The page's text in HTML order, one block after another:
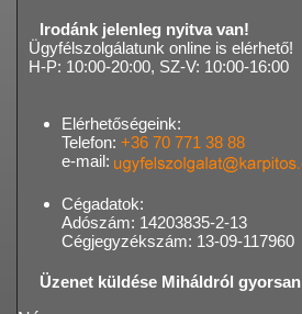
Irodánk jelenleg nyitva van!
Ügyfélszolgálatunk online is elérhető!
H-P: 10:00-20:00, SZ-V: 10:00-16:00
Elérhetőségeink:
Telefon: +36 70 771 38 88
e-mail:
Cégadatok:
Adószám: 14203835-2-13
Cégjegyzékszám: 13-09-117960
Üzenet küldése Miháldról